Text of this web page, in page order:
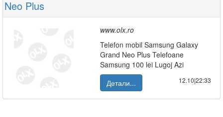
Neo Plus
www.olx.ro
Telefon mobil Samsung Galaxy
Grand Neo Plus Telefoane
Samsung 100 lei Lugoj Azi
Детали...
12.10|22:33